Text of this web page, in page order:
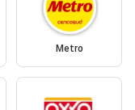
Metro